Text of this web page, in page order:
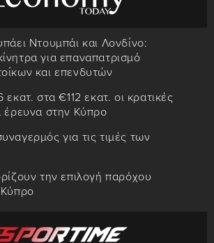
Ντουμπάι και Λονδίνο:
για επαναπατρισμό
και επενδυτών
στα €112 εκατ. οι κρατικές
έρευνα στην Κύπρο
για τις τιμές των
την επιλογή παρόχου
Κύπρο